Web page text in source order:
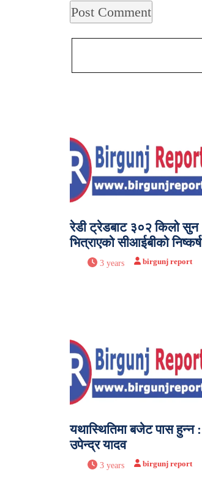
रेडी ट्रेडबाट ३०२ किलो सुन
भित्राएको सीआईबीको निष्कर्ष
3 years birgunj report
यथास्थितिमा बजेट पास हुन्न :
उपेन्द्र यादव
3 years birgunj report